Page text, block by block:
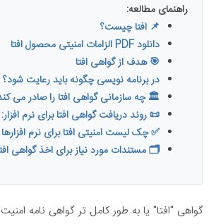
راهنمای مطالعه:
📌 افتا چیست؟
دانلود PDF الزامات امنیتی محصول افتا
🎯 هدف از گواهی افتا
در برنامه نویسی چگونه باید رعایت شود؟
🏛️ چه سازمانی گواهی افتا را صادر می
📜 روند دریافت گواهی افتا برای نرم افزار:
✅ چک لیست امنیتی افتا برای نرم افزارها
🗂️ مستندات مورد نیاز برای اخذ گواهی
گواهی "افتا" یا به طور کامل تر گواهی نامه